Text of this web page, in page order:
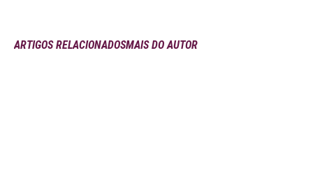
ARTIGOS RELACIONADOSMAIS DO AUTOR